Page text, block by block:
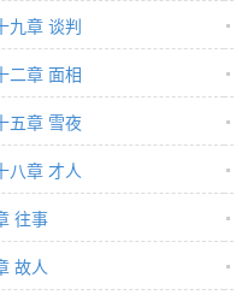
九章 谈判
二章 面相
五章 雪夜
八章 才人
往事
故人